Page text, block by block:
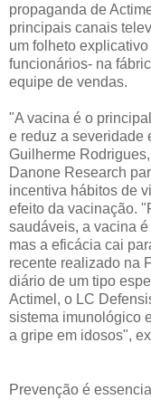
propaganda de
principais canais
um folheto
funcionários- na
equipe de vendas.
"A vacina é o
e reduz a severidade
Guilherme
Danone Research
incentiva hábitos de
efeito da vacinação.
saudáveis, a vacina
mas a eficácia cai
recente realizado na
diário de um tipo
Actimel, o LC
sistema imunológico
a gripe em idosos",
Prevenção é essencial